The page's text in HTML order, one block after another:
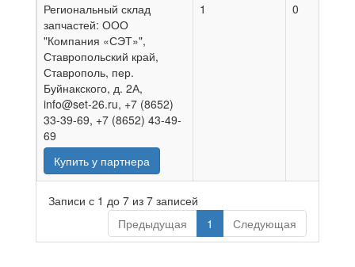
Региональный склад
запчастей: ООО
"Компания «СЭТ»",
Ставропольский край,
Ставрополь, пер.
Буйнакского, д. 2А,
info@set-26.ru, +7 (8652)
33-39-69, +7 (8652) 43-49-
69
Купить у партнера
1 0
Записи с 1 до 7 из 7 записей
Предыдущая
1 Следующая